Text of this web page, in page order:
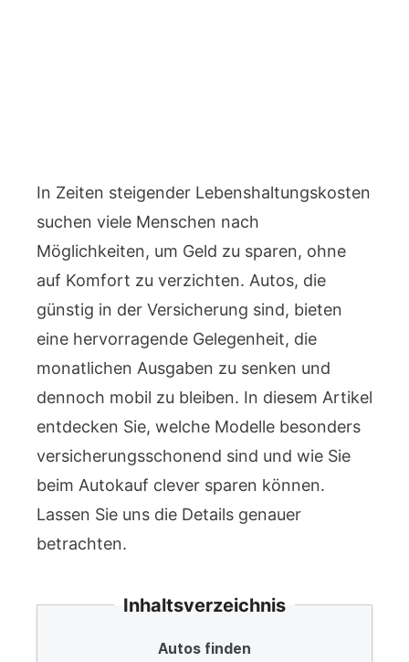
In Zeiten steigender Lebenshaltungskosten
suchen viele Menschen nach
Möglichkeiten, um Geld zu sparen, ohne
auf Komfort zu verzichten. Autos, die
günstig in der Versicherung sind, bieten
eine hervorragende Gelegenheit, die
monatlichen Ausgaben zu senken und
dennoch mobil zu bleiben. In diesem Artikel
entdecken Sie, welche Modelle besonders
versicherungsschonend sind und wie Sie
beim Autokauf clever sparen können.
Lassen Sie uns die Details genauer
betrachten.
Inhaltsverzeichnis
Autos finden